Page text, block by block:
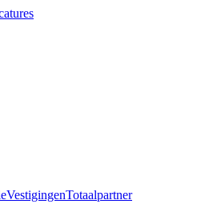
VestigingenTotaalpartner